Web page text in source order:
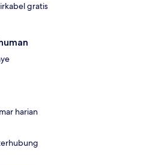
gratis
harian